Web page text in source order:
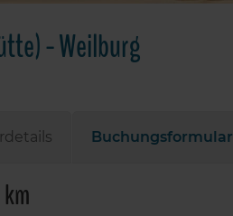
- Weilburg
Buchungsformular